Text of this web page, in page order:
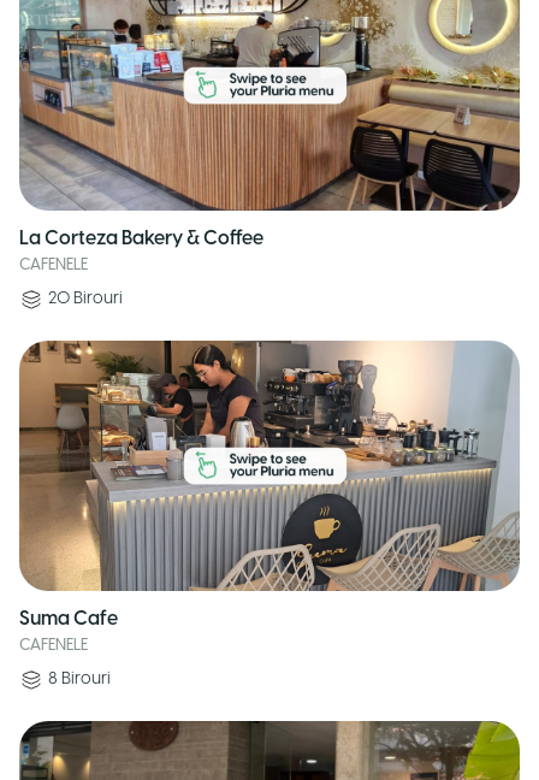
La Corteza Bakery & Coffee
CAFENELE
20 Birouri
Suma Cafe
CAFENELE
8 Birouri